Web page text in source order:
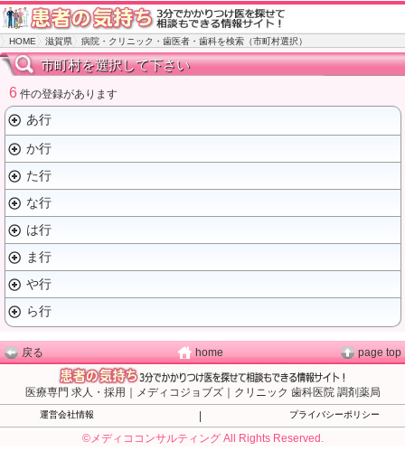
HOME 滋賀県 病院・クリニック・歯医者・歯科を検索（市町村選択）
市町村を選択して下さい
6 件の登録があります
あ行
か行
た行
な行
は行
ま行
や行
ら行
戻る home page top
医療専門 求人・採用｜メディコジョブズ｜クリニック 歯科医院 調剤薬局
運営会社情報 プライバシーポリシー
©メディココンサルティング All Rights Reserved.